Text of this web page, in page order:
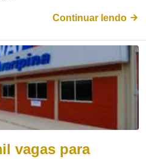
Continuar lendo
vagas para